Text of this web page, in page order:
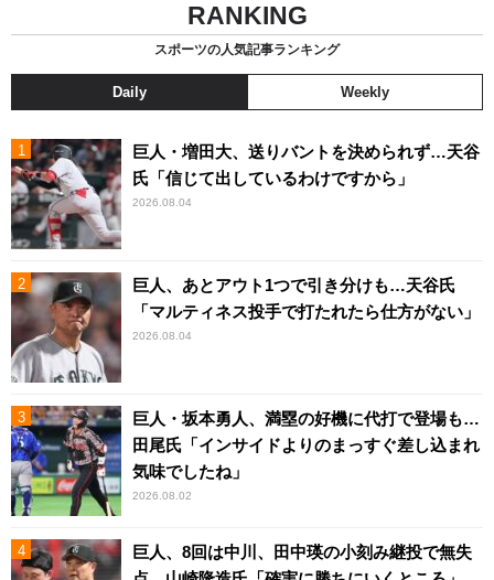
RANKING
スポーツの人気記事ランキング
Daily Weekly
巨人・増田大、送りバントを決められず…天谷
氏「信じて出しているわけですから」
2026.08.04
巨人、あとアウト1つで引き分けも…天谷氏
「マルティネス投手で打たれたら仕方がない」
2026.08.04
巨人・坂本勇人、満塁の好機に代打で登場も…
田尾氏「インサイドよりのまっすぐ差し込まれ
気味でしたね」
2026.08.02
巨人、8回は中川、田中瑛の小刻み継投で無失